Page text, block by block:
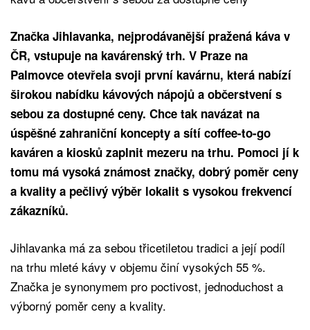
Značka Jihlavanka, nejprodávanější pražená káva v
ČR, vstupuje na kavárenský trh. V Praze na
Palmovce otevřela svoji první kavárnu, která nabízí
širokou nabídku kávových nápojů a občerstvení s
sebou za dostupné ceny. Chce tak navázat na
úspěšné zahraniční koncepty a sítí coffee-to-go
kaváren a kiosků zaplnit mezeru na trhu. Pomoci jí k
tomu má vysoká známost značky, dobrý poměr ceny
a kvality a pečlivý výběr lokalit s vysokou frekvencí
zákazníků.
Jihlavanka má za sebou třicetiletou tradici a její podíl
na trhu mleté kávy v objemu činí vysokých 55 %.
Značka je synonymem pro poctivost, jednoduchost a
výborný poměr ceny a kvality.